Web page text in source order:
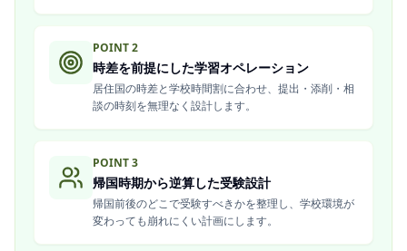
POINT2
時差を前提にした学習オペレーション
居住国の時差と学校時間割に合わせ、提出・添削・相
談の時刻を無理なく設計します。
POINT3
帰国時期から逆算した受験設計
帰国前後のどこで受験すべきかを整理し、学校環境が
変わっても崩れにくい計画にします。